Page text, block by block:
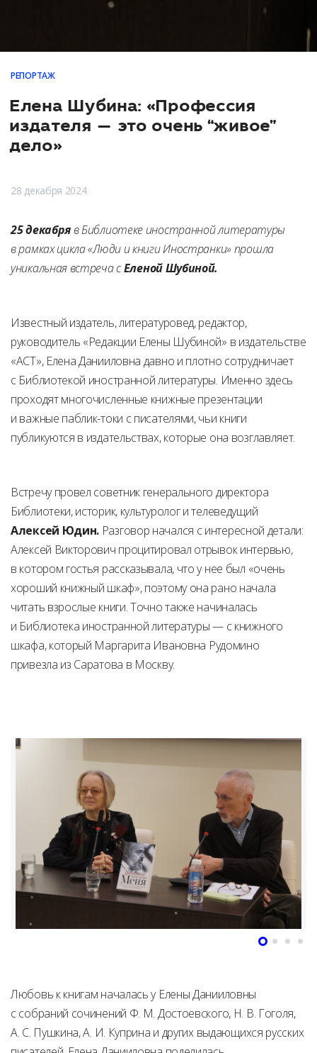
РЕПОРТАЖ
Елена Шубина: «Профессия
издателя — это очень “живое”
дело»
28 декабря 2024
25 декабря в Библиотеке иностранной литературы
в рамках цикла «Люди и книги Иностранки» прошла
уникальная встреча сЕленой Шубиной.
Известный издатель, литературовед, редактор,
руководитель «Редакции Елены Шубиной» в издательстве
«АСТ», Елена Данииловна давно и плотно сотрудничает
с Библиотекой иностранной литературы. Именно здесь
проходят многочисленные книжные презентации
и важные паблик-токи с писателями, чьи книги
публикуются в издательствах, которые она возглавляет.
Встречу провел советник генерального директора
Библиотеки, историк, культуролог и телеведущий
Алексей Юдин. Разговор начался с интересной детали:
Алексей Викторович процитировал отрывок интервью,
в котором гостья рассказывала, что у нее был «очень
хороший книжный шкаф», поэтому она рано начала
читать взрослые книги. Точно также начиналась
и Библиотека иностранной литературы — с книжного
шкафа, который Маргарита Ивановна Рудомино
привезла из Саратова в Москву.
Любовь к книгам началась у Елены Данииловны
с собраний сочинений Ф. М. Достоевского, Н. В. Гоголя,
А. С. Пушкина, А. И. Куприна и других выдающихся русских